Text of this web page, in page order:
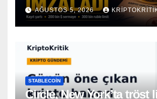
AĞUSTOS 5, 2026
STABLECOIN
Circle, New York’ta tröst